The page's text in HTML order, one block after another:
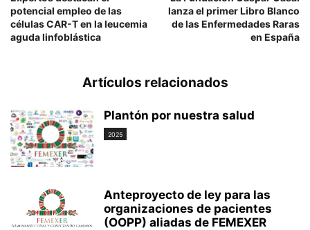
potencial empleo de las
células CAR-T en la leucemia
aguda linfoblástica
lanza el primer Libro Blanco
de las Enfermedades Raras
en España
Artículos relacionados
Plantón por nuestra salud
2025
Anteproyecto de ley para las
organizaciones de pacientes
(OOPP) aliadas de FEMEXER